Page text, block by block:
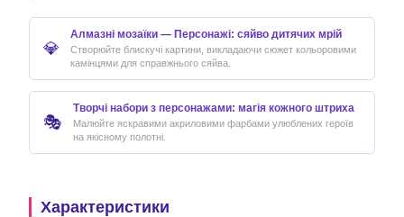
💎
Алмазні мозаїки — Персонажі: сяйво дитячих мрій
Створюйте блискучі картини, викладаючи сюжет кольоровими
камінцями для справжнього сяйва.
🎭
Творчі набори з персонажами: магія кожного штриха
Малюйте яскравими акриловими фарбами улюблених героїв
на якісному полотні.
Характеристики